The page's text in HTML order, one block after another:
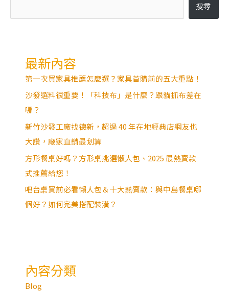
搜尋
最新內容
第一次買家具推薦怎麼選？家具首購前的五大重點！
沙發選料很重要！「科技布」是什麼？跟貓抓布差在
哪？
新竹沙發工廠找德新，超過 40 年在地經典店網友也
大讚，廠家直銷最划算
方形餐桌好嗎？方形桌挑選懶人包、2025 最熱賣款
式推薦給您！
吧台桌買前必看懶人包＆十大熱賣款：與中島餐桌哪
個好？如何完美搭配裝潢？
內容分類
Blog